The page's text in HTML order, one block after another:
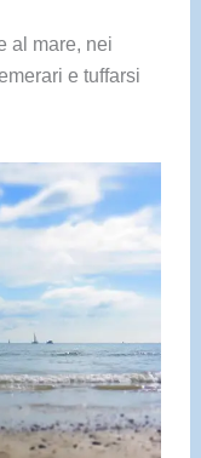
al mare, nei
e tuffarsi